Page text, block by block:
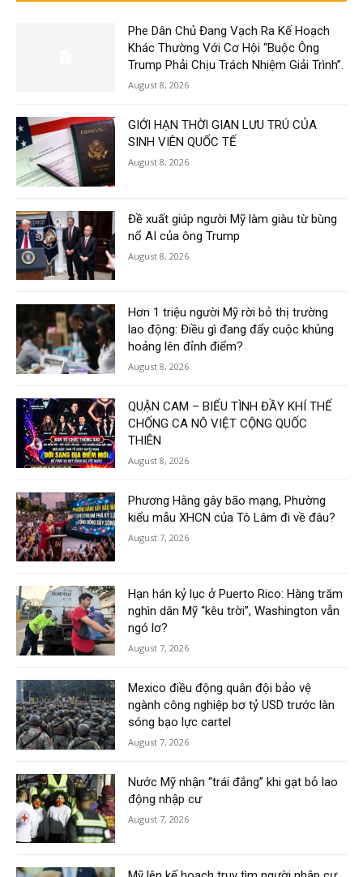
Phe Dân Chủ Đang Vạch Ra Kế Hoạch
Khác Thường Với Cơ Hội “Buộc Ông
Trump Phải Chịu Trách Nhiệm Giải Trình”.
August 8, 2026
GIỚI HẠN THỜI GIAN LƯU TRÚ CỦA
SINH VIÊN QUỐC TẾ
August 8, 2026
Đề xuất giúp người Mỹ làm giàu từ bùng
nổ AI của ông Trump
August 8, 2026
Hơn 1 triệu người Mỹ rời bỏ thị trường
lao động: Điều gì đang đẩy cuộc khủng
hoảng lên đỉnh điểm?
August 8, 2026
QUẬN CAM – BIỂU TÌNH ĐẦY KHÍ THẾ
CHỐNG CA NÔ VIỆT CỘNG QUỐC
THIÊN
August 8, 2026
Phương Hằng gây bão mạng, Phường
kiểu mẫu XHCN của Tô Lâm đi về đâu?
August 7, 2026
Hạn hán kỷ lục ở Puerto Rico: Hàng trăm
nghìn dân Mỹ “kêu trời”, Washington vẫn
ngó lơ?
August 7, 2026
Mexico điều động quân đội bảo vệ
ngành công nghiệp bơ tỷ USD trước làn
sóng bạo lực cartel
August 7, 2026
Nước Mỹ nhận “trái đắng” khi gạt bỏ lao
động nhập cư
August 7, 2026